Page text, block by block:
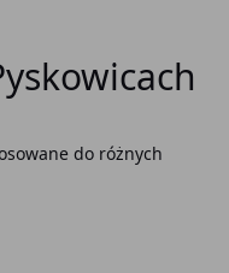
do różnych